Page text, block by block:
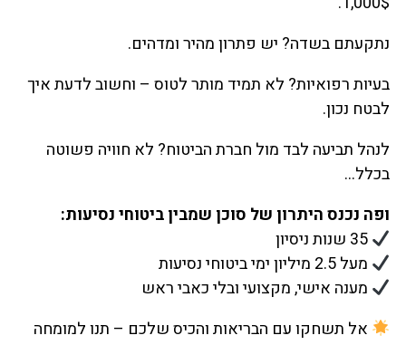
נתקעתם בשדה? יש פתרון מהיר ומדהים.
בעיות רפואיות? לא תמיד מותר לטוס – וחשוב לדעת איך
לבטח נכון.
לנהל תביעה לבד מול חברת הביטוח? לא חוויה פשוטה
בכלל…
ופה נכנס היתרון של סוכן שמבין ביטוחי נסיעות:
35 שנות ניסיון
מעל 2.5 מיליון ימי ביטוחי נסיעות
מענה אישי, מקצועי ובלי כאבי ראש
אל תשחקו עם הבריאות והכיס שלכם – תנו למומחה